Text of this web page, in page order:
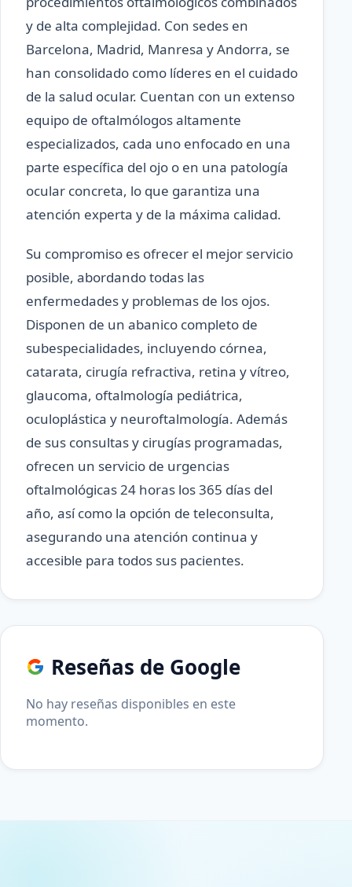
y de alta complejidad. Con sedes en
Barcelona, Madrid, Manresa y Andorra, se
han consolidado como líderes en el cuidado
de la salud ocular. Cuentan con un extenso
equipo de oftalmólogos altamente
especializados, cada uno enfocado en una
parte específica del ojo o en una patología
ocular concreta, lo que garantiza una
atención experta y de la máxima calidad.
Su compromiso es ofrecer el mejor servicio
posible, abordando todas las
enfermedades y problemas de los ojos.
Disponen de un abanico completo de
subespecialidades, incluyendo córnea,
catarata, cirugía refractiva, retina y vítreo,
glaucoma, oftalmología pediátrica,
oculoplástica y neuroftalmología. Además
de sus consultas y cirugías programadas,
ofrecen un servicio de urgencias
oftalmológicas 24 horas los 365 días del
año, así como la opción de teleconsulta,
asegurando una atención continua y
accesible para todos sus pacientes.
Reseñas de Google
No hay reseñas disponibles en este
momento.